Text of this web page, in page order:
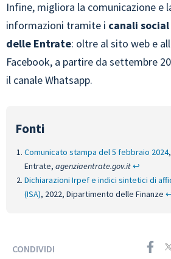
Infine, migliora la comunicazione e
informazioni tramite i canali
delle Entrate: oltre al sito web e
Facebook, a partire da settembre
il canale Whatsapp.
Comunicato stampa del 5 febbraio 2024
Entrate, agenziaentrate.gov.it↩︎
Dichiarazioni Irpef e indici sintetici di
(ISA), 2022, Dipartimento delle Finanze
CONDIVIDI